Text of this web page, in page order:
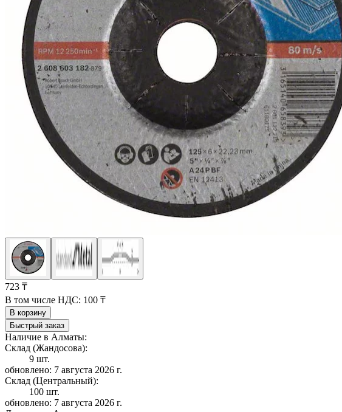
723 ₸
В том числе НДС: 100 ₸
В корзину
Быстрый заказ
Наличие в Алматы:
Склад (Жандосова):
9 шт.
обновлено: 7 августа 2026 г.
Склад (Центральный):
100 шт.
обновлено: 7 августа 2026 г.